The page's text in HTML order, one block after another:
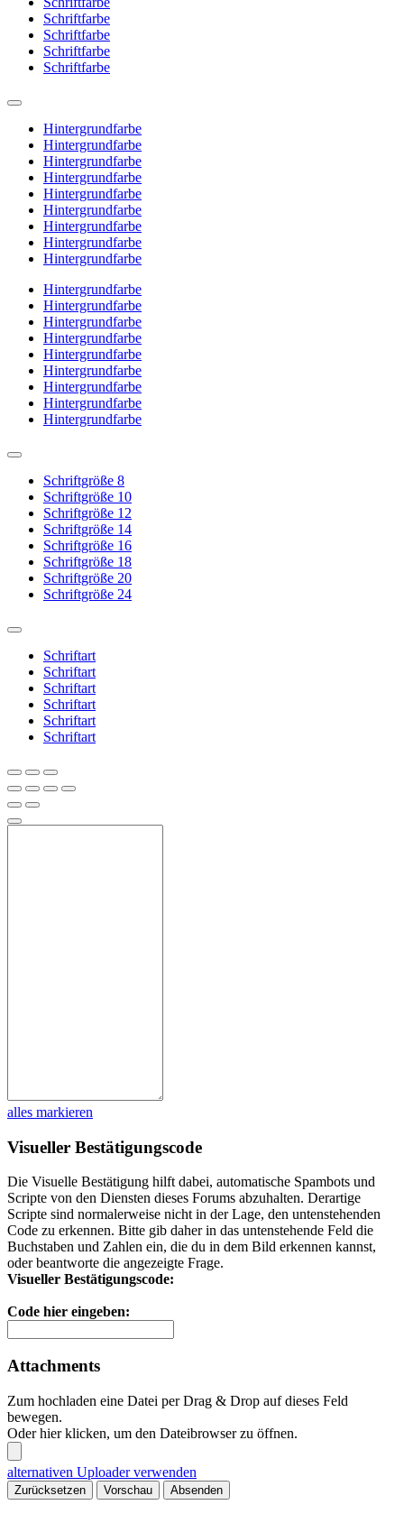
Schriftfarbe
Schriftfarbe
Schriftfarbe
Schriftfarbe
Hintergrundfarbe
Hintergrundfarbe
Hintergrundfarbe
Hintergrundfarbe
Hintergrundfarbe
Hintergrundfarbe
Hintergrundfarbe
Hintergrundfarbe
Hintergrundfarbe
Hintergrundfarbe
Hintergrundfarbe
Hintergrundfarbe
Hintergrundfarbe
Hintergrundfarbe
Hintergrundfarbe
Hintergrundfarbe
Hintergrundfarbe
Hintergrundfarbe
Schriftgröße 8
Schriftgröße 10
Schriftgröße 12
Schriftgröße 14
Schriftgröße 16
Schriftgröße 18
Schriftgröße 20
Schriftgröße 24
Schriftart
Schriftart
Schriftart
Schriftart
Schriftart
Schriftart
alles markieren
Visueller Bestätigungscode
Die Visuelle Bestätigung hilft dabei, automatische Spambots und
Scripte von den Diensten dieses Forums abzuhalten. Derartige
Scripte sind normalerweise nicht in der Lage, den untenstehenden
Code zu erkennen. Bitte gib daher in das untenstehende Feld die
Buchstaben und Zahlen ein, die du in dem Bild erkennen kannst,
oder beantworte die angezeigte Frage.
Visueller Bestätigungscode:
Code hier eingeben:
Attachments
Zum hochladen eine Datei per Drag & Drop auf dieses Feld
bewegen.
Oder hier klicken, um den Dateibrowser zu öffnen.
alternativen Uploader verwenden
Zurücksetzen Vorschau Absenden